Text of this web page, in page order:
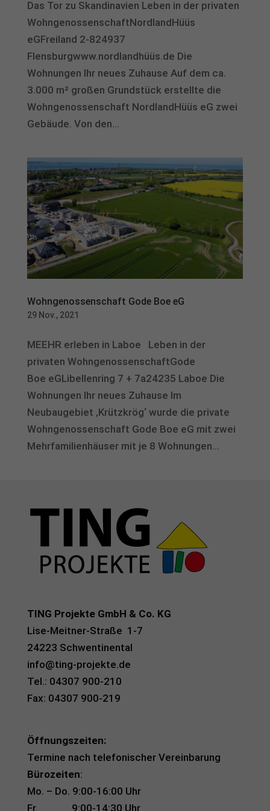
Das Tor zu Skandinavien Leben in der privaten
WohngenossenschaftNordlandHüüs
eGFreiland 2-824937
Flensburgwww.nordlandhüüs.de Die
Wohnungen Ihr neues Zuhause Auf dem ca.
3.000 m² großen Grundstück erstellte die
Wohngenossenschaft NordlandHüüs eG zwei
Gebäude. Von den...
Wohngenossenschaft Gode Boe eG
29 Nov., 2021
MEEHR erleben in Laboe Leben in der
privaten WohngenossenschaftGode
Boe eGLibellenring 7 + 7a24235 Laboe Die
Wohnungen Ihr neues Zuhause Im
Neubaugebiet ‚Krützkrög‘ wurde die private
Wohngenossenschaft Gode Boe eG mit zwei
Mehrfamilienhäuser mit je 8 Wohnungen...
TING Projekte GmbH & Co. KG
Lise-Meitner-Straße 1-7
24223 Schwentinental
info@ting-projekte.de
Tel.: 04307 900-210
Fax: 04307 900-219
Öffnungszeiten:
Termine nach telefonischer Vereinbarung
Bürozeiten:
Mo. – Do. 9:00-16:00 Uhr
Fr. 9:00-14:30 Uhr
erforderlich
Cookie-Informationen anzeigen
Auswertung (5)
Cookies zur Auswertung sind hilfreich, um die Eigenschaften und die
Benutzerfreundlichkeit dieser Website zu verbessern
Cookie-Informationen anzeigen
powered by Borlabs Cookie